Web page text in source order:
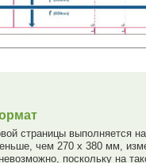
страницы выполняется
чем 270 x 380 мм,
поскольку на